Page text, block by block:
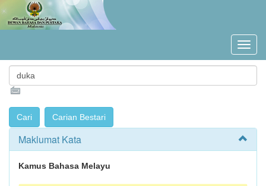
Maklumat Kata
Kamus Bahasa Melayu